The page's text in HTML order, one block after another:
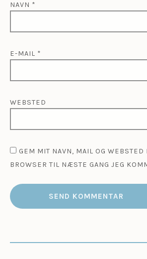
NAVN *
E-MAIL *
WEBSTED
GEM MIT NAVN, MAIL OG WEBSTED
BROWSER TIL NÆSTE GANG JEG